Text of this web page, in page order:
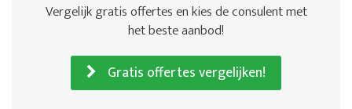
Vergelijk gratis offertes en kies de consulent met
het beste aanbod!
Gratis offertes vergelijken!